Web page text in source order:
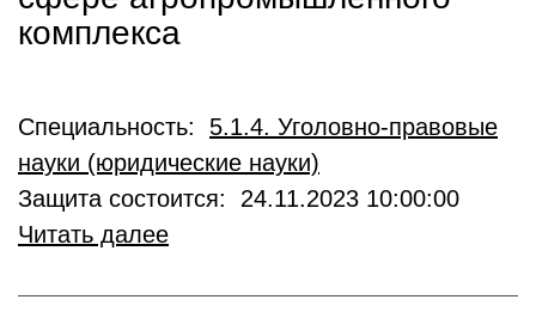
комплекса
Специальность: 5.1.4. Уголовно-правовые
науки (юридические науки)
Защита состоится: 24.11.2023 10:00:00
Читать далее